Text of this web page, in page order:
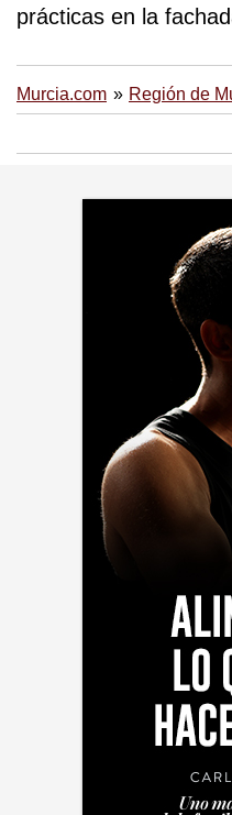
prácticas en la
Murcia.com Región de